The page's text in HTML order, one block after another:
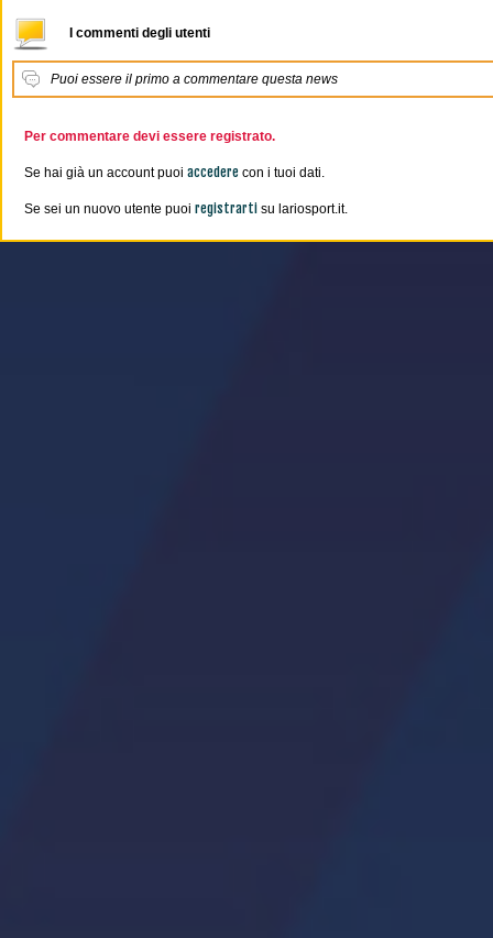
I commenti degli utenti
Puoi essere il primo a commentare questa news
Per commentare devi essere registrato.
Se hai già un account puoi accedere con i tuoi dati.
Se sei un nuovo utente puoi registrarti su lariosport.it.